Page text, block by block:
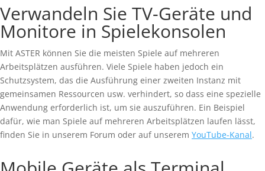
Verwandeln Sie TV-Geräte und
Monitore in Spielekonsolen
Mit ASTER können Sie die meisten Spiele auf mehreren
Arbeitsplätzen ausführen. Viele Spiele haben jedoch ein
Schutzsystem, das die Ausführung einer zweiten Instanz mit
gemeinsamen Ressourcen usw. verhindert, so dass eine spezielle
Anwendung erforderlich ist, um sie auszuführen. Ein Beispiel
dafür, wie man Spiele auf mehreren Arbeitsplätzen laufen lässt,
finden Sie in unserem Forum oder auf unserem YouTube-Kanal.